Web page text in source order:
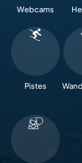
Webcams
Pistes